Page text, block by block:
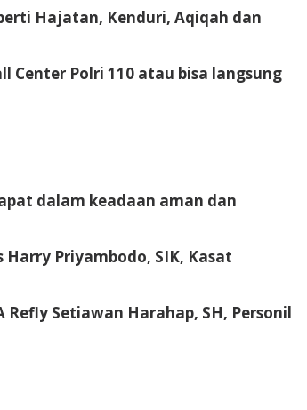
Hajatan, Kenduri, Aqiqah dan
Center Polri 110 atau bisa langsung
dalam keadaan aman dan
Priyambodo, SIK, Kasat
Refly Setiawan Harahap, SH, Personil